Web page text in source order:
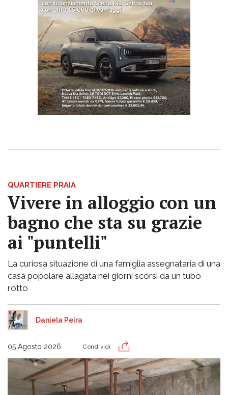
QUARTIERE PRAIA
Vivere in alloggio con un
bagno che sta su grazie
ai "puntelli"
La curiosa situazione di una famiglia assegnataria di una
casa popolare allagata nei giorni scorsi da un tubo
rotto
Daniela Peira
05 Agosto 2026 Condividi